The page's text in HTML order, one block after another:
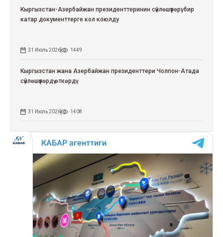
Кыргызстан-Азербайжан президенттеринин сүйлөшүүлөрү: бир
катар документтерге кол коюлду
31 Июль 2026 1449
Кыргызстан жана Азербайжан президенттери Чолпон-Атада
сүйлөшүүлөрдү өткөрдү
31 Июль 2026 1408